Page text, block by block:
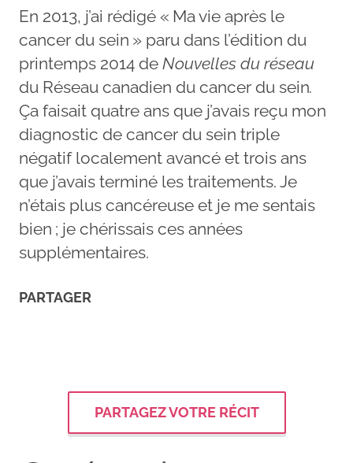
En 2013, j’ai rédigé « Ma vie après le
cancer du sein » paru dans l’édition du
printemps 2014 de Nouvelles du réseau
du Réseau canadien du cancer du sein.
Ça faisait quatre ans que j’avais reçu mon
diagnostic de cancer du sein triple
négatif localement avancé et trois ans
que j’avais terminé les traitements. Je
n’étais plus cancéreuse et je me sentais
bien ; je chérissais ces années
supplémentaires.
PARTAGER
PARTAGEZ VOTRE RÉCIT